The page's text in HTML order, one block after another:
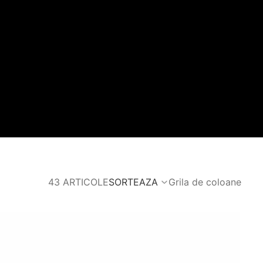
43 ARTICOLESORTEAZA Grila de coloane